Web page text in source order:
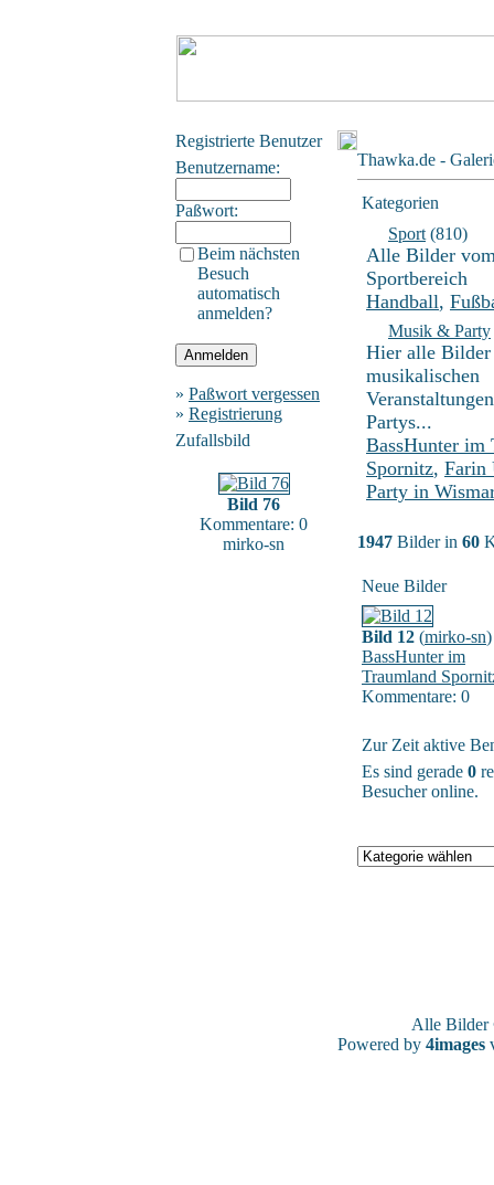
Registrierte Benutzer
Benutzername:
Paßwort:
Beim nächsten
Besuch
automatisch
anmelden?
» Paßwort vergessen
» Registrierung
Zufallsbild
Bild 76
Kommentare: 0
mirko-sn
Thawka.de -
Kategorien
Sport (810)
Alle Bilder
Sportbereich
Handball,
Musik & Party
Hier alle
musikalischen
Partys...
BassHunter im
Spornitz, Farin
Party in
1947 Bilder in 60
Neue Bilder
Bild 12 (mirko-sn)
BassHunter im
Traumland
Kommentare: 0
Zur Zeit aktive
Es sind gerade 0
Besucher online.
Alle
Powered by 4images